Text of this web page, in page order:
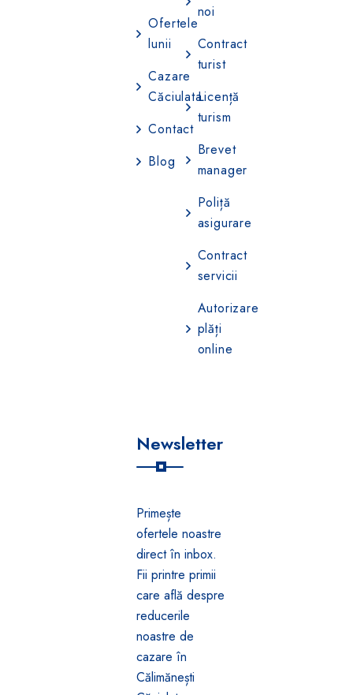
Ofertele
lunii
Cazare
Căciulata
Contact
Blog
noi
Contract
turist
Licență
turism
Brevet
manager
Poliță
asigurare
Contract
servicii
Autorizare
plăți
online
Newsletter
Primește
ofertele noastre
direct în inbox.
Fii printre primii
care află despre
reducerile
noastre de
cazare în
Călimănești